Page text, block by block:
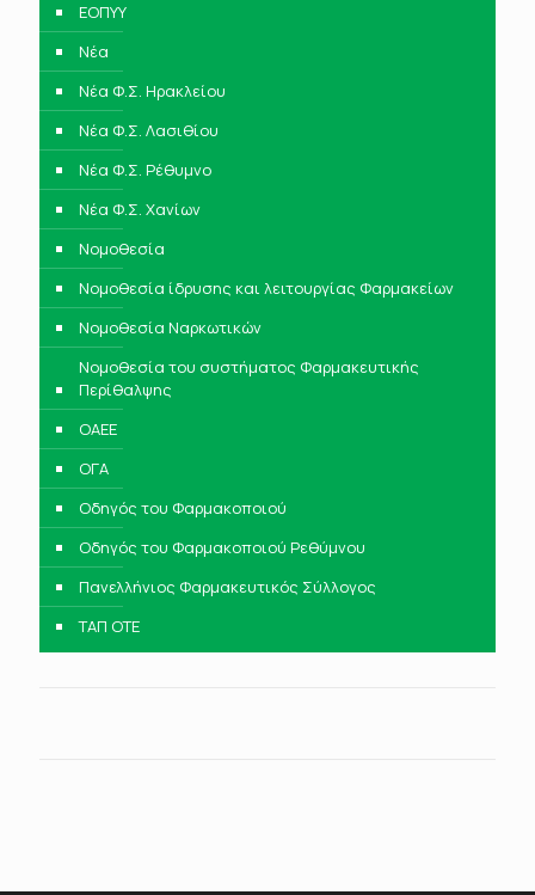
ΕΟΠΥΥ
Νέα
Νέα Φ.Σ. Ηρακλείου
Νέα Φ.Σ. Λασιθίου
Νέα Φ.Σ. Ρέθυμνο
Νέα Φ.Σ. Χανίων
Νομοθεσία
Νομοθεσία ίδρυσης και λειτουργίας Φαρμακείων
Νομοθεσία Ναρκωτικών
Νομοθεσία του συστήματος Φαρμακευτικής
Περίθαλψης
ΟΑΕΕ
ΟΓΑ
Οδηγός του Φαρμακοποιού
Οδηγός του Φαρμακοποιού Ρεθύμνου
Πανελλήνιος Φαρμακευτικός Σύλλογος
ΤΑΠ ΟΤΕ